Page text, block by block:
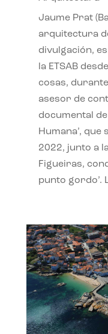
Jaume Prat
arquitectura
divulgación,
la ETSAB
cosas,
asesor de
documental
Humana’, que
2022, junto a
Figueiras,
punto gordo’.